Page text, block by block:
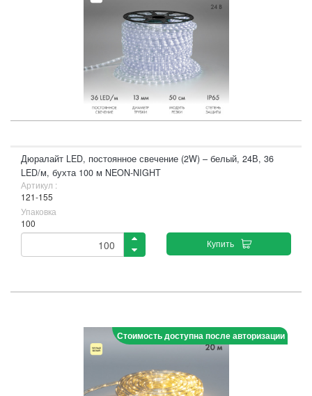
Дюралайт LED, постоянное свечение (2W) – белый, 24В, 36
LED/м, бухта 100 м NEON-NIGHT
Артикул :
121-155
Упаковка
100
Купить
Стоимость доступна после авторизации